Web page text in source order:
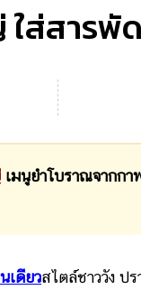
ใส่สารพั
เมนูยำโบราณจากก
เดียวสไตล์ชาววัง ป